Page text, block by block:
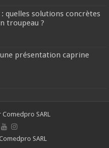
quelles solutions concrètes
troupeau ?
une présentation caprine
SARL
SARL